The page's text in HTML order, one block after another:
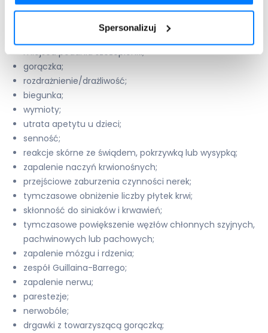
Spersonalizuj
dreszcze;
złe ogólne samopoczucie;
miejscu podania szczepionki;
gorączka;
rozdrażnienie/drażliwość;
biegunka;
wymioty;
utrata apetytu u dzieci;
senność;
reakcje skórne ze świądem, pokrzywką lub wysypką;
zapalenie naczyń krwionośnych;
przejściowe zaburzenia czynności nerek;
tymczasowe obniżenie liczby płytek krwi;
skłonność do siniaków i krwawień;
tymczasowe powiększenie węzłów chłonnych szyjnych,
pachwinowych lub pachowych;
zapalenie mózgu i rdzenia;
zespół Guillaina-Barrego;
zapalenie nerwu;
parestezje;
nerwobóle;
drgawki z towarzyszącą gorączką;